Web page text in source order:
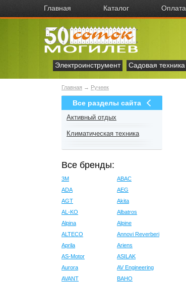
Главная Каталог Оплата
Электроинструмент Садовая техника
Главная → Ручеек
Все разделы сайта
Активный отдых
Климатическая техника
Все бренды:
3M
ABAC
ADA
AEG
AGT
Akita
AL-KO
Albatros
Alpina
Alpine
ALTECO
Annovi Reverberi
Aprila
Ariens
AS-Motor
ASILAK
Aurora
AV Engineering
AVANT
BAHO